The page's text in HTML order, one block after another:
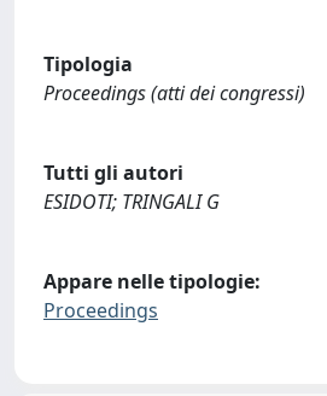
Tipologia
Proceedings (atti dei congressi)
Tutti gli autori
ESIDOTI; TRINGALI G
Appare nelle tipologie:
Proceedings